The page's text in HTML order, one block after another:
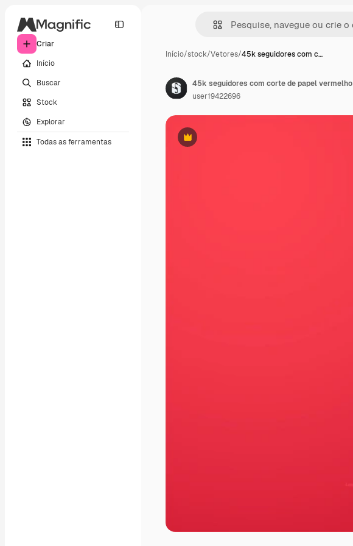
Criar
Início
Buscar
Stock
Explorar
Todas as ferramentas
Início/stock/Vetores/45k seguidores com c…
Premium
45k seguidores com corte de papel vermelho
user19422696